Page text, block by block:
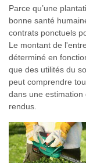
Parce qu’une
bonne santé
contrats ponctuels
Le montant de
déterminé en
que des utilités du
peut comprendre
dans une
rendus.